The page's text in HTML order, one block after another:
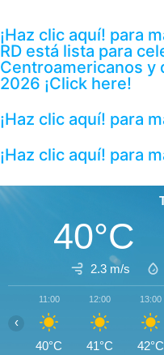
¡Haz clic aquí! para
RD está lista para
Centroamericanos y
2026 ¡Click here!
¡Haz clic aquí! para
¡Haz clic aquí! para
40°C
2.3 m/s
11:00
40°C
12:00
41°C
13:00
42°C
‹